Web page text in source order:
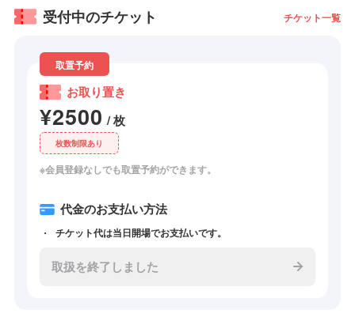
受付中のチケット チケット一覧
取置予約
お取り置き
¥2500 / 枚
枚数制限あり
※会員登録なしでも取置予約ができます。
代金のお支払い方法
チケット代は当日開場でお支払いです。
取扱を終了しました